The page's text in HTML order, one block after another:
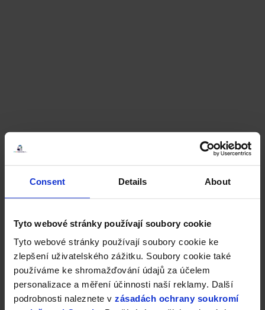
Consent Details About
Tyto webové stránky používají soubory cookie
Tyto webové stránky používají soubory cookie ke
zlepšení uživatelského zážitku. Soubory cookie také
používáme ke shromažďování údajů za účelem
personalizace a měření účinnosti naší reklamy. Další
podrobnosti naleznete v zásadách ochrany soukromí